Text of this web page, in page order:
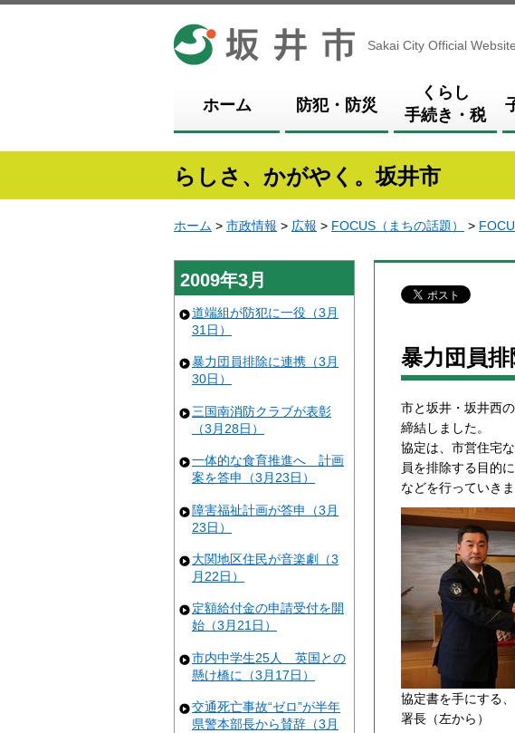
坂井市
Sakai City Official Website
ホーム 防犯・防災
くらし
手続き・税
らしさ、かがやく。坂井市
ホーム > 市政情報 > 広報 > FOCUS（まちの話題） >
2009年3月
道端組が防犯に一役（3月
31日）
暴力団員排除に連携（3月
30日）
三国南消防クラブが表彰
（3月28日）
一体的な食育推進へ 計画
案を答申（3月23日）
障害福祉計画が答申（3月
23日）
大関地区住民が音楽劇（3
月22日）
定額給付金の申請受付を開
始（3月21日）
市内中学生25人 英国との
懸け橋に（3月17日）
交通死亡事故“ゼロ”が半年
県警本部長から賛辞（3月
暴力団員排
市と坂井・坂井西
締結しました。
協定は、市営住宅
員を排除する目的
などを行っていきま
協定書を手にする
署長（左から）